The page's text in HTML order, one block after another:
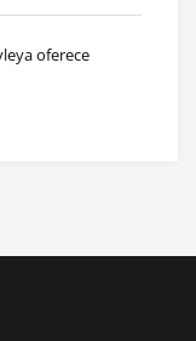
oferece